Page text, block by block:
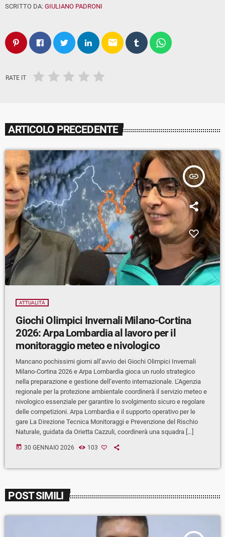
SCRITTO DA: GIULIANO PADRONI
email
RATE IT
ARTICOLO PRECEDENTE
insert_link
ATTUALITÀ
Giochi Olimpici Invernali Milano-Cortina
2026: Arpa Lombardia al lavoro per il
monitoraggio meteo e nivologico
Mancano pochissimi giorni all’avvio dei Giochi Olimpici Invernali
Milano-Cortina 2026 e Arpa Lombardia gioca un ruolo strategico
nella preparazione e gestione dell’evento internazionale. L’Agenzia
regionale per la protezione ambientale coordinerà il servizio meteo e
nivologico essenziale per garantire lo svolgimento sicuro e regolare
delle competizioni. Arpa Lombardia e il supporto operativo per le
gare La Direzione Tecnica Monitoraggi e Prevenzione del Rischio
Naturale, guidata da Orietta Cazzuli, coordinerà una squadra […]
today 30 GENNAIO 2026 103
POST SIMILI